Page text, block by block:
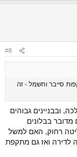
#8
סייבר וחשמל - זה
ובבניינים גבוהים
בבלונים
רחוק, האם למשל
ואז גם מתקפת